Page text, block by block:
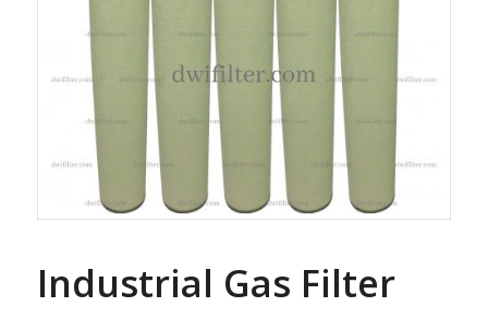
Industrial Gas Filter